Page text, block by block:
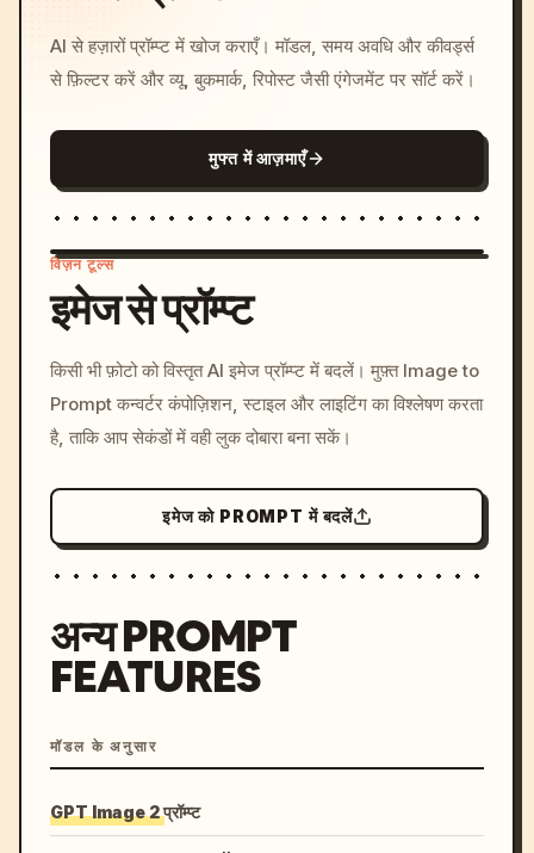
AI से हज़ारों प्रॉम्प्ट में खोज कराएँ। मॉडल, समय अवधि और कीवर्ड्स
से फ़िल्टर करें और व्यू, बुकमार्क, रिपोस्ट जैसी एंगेजमेंट पर सॉर्ट करें।
मुफ्त में आज़माएँ
c, cyberpunk sunset, neon
colors, 8k --v 6.0
विज़न टूल्स
इमेज से प्रॉम्प्ट
किसी भी फ़ोटो को विस्तृत AI इमेज प्रॉम्प्ट में बदलें। मुफ़्त Image to
Prompt कन्वर्टर कंपोज़िशन, स्टाइल और लाइटिंग का विश्लेषण करता
है, ताकि आप सेकंडों में वही लुक दोबारा बना सकें।
इमेज को PROMPT में बदलें
अन्य PROMPT
FEATURES
मॉडल के अनुसार
GPT Image 2 प्रॉम्प्ट